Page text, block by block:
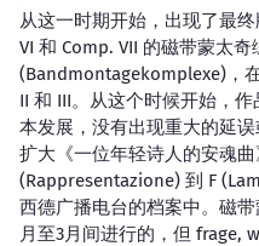
从这一时期开始，出现了最
VI 和 Comp. VII 的磁带蒙太奇
(Bandmontagekomplexe)，
II 和 III。从这个时候开始，
本发展，没有出现重大的延
扩大《一位年轻诗人的安魂
(Rappresentazione) 到 F
西德广播电台的档案中。磁
月至3月间进行的，但 frage,